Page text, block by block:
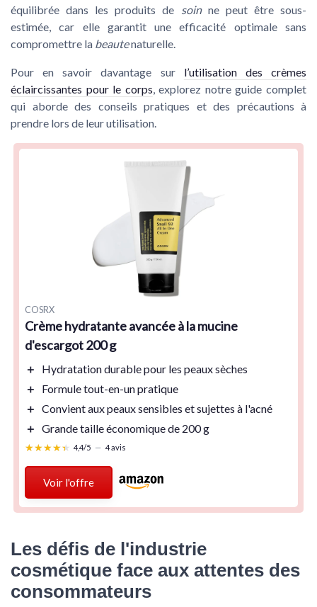
équilibrée dans les produits de soinne peut être sous-
estimée, car elle garantit une efficacité optimale sans
compromettre la beautenaturelle.
Pour en savoir davantage sur l’utilisation des crèmes
éclaircissantes pour le corps , explorez notre guide complet
qui aborde des conseils pratiques et des précautions à
prendre lors de leur utilisation.
COSRX
Crème hydratante avancée à la mucine
d'escargot 200 g
＋ Hydratationdurable pour les peaux sèches
＋
Formule tout-en-unpratique
＋ Convientaux peaux sensibles et sujettes à l'acné
＋ Grande tailleéconomique de 200 g
★★★★★
★★★★★ 4,4/5 — 4 avis
Voir l'offre
Les défis de l'industrie
cosmétique face aux attentes des
consommateurs